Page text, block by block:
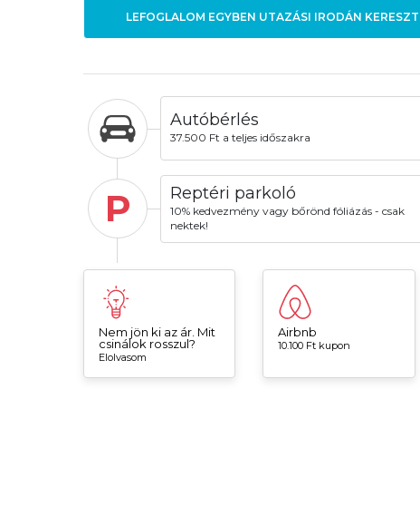
LEFOGLALOM EGYBEN UTAZÁSI IRODÁN
Autóbérlés
37.500 Ft a teljes időszakra
P Reptéri parkoló
10% kedvezmény vagy bőrönd fóliázás - csak
nektek!
Nem jön ki az ár. Mit
csinálok rosszul?
Elolvasom
Airbnb
10.100 Ft kupon